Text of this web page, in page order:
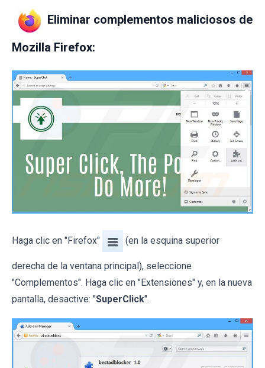
Eliminar complementos maliciosos de
Mozilla Firefox:
Haga clic en "Firefox" (en la esquina superior
derecha de la ventana principal), seleccione
"Complementos". Haga clic en "Extensiones" y, en la nueva
pantalla, desactive: "SuperClick".